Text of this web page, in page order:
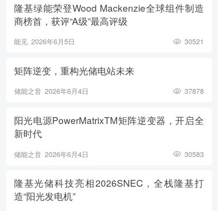
隆基绿能荣登Wood Mackenzie全球组件制造
商榜首，获评“A级”最高评级
能见 2026年6月5日 30521
矩阵逆变，重构光储电站未来
储能之音 2026年6月4日 37878
阳光电源PowerMatrixTM矩阵逆变器，开启全
新时代
储能之音 2026年6月4日 30583
隆基光储科技亮相2026SNEC，全栈隆基打
造“阳光发电机”